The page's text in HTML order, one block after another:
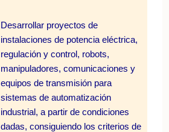
Desarrollar proyectos de
instalaciones de potencia eléctrica,
regulación y control, robots,
manipuladores, comunicaciones y
equipos de transmisión para
sistemas de automatización
industrial, a partir de condiciones
dadas, consiguiendo los criterios de